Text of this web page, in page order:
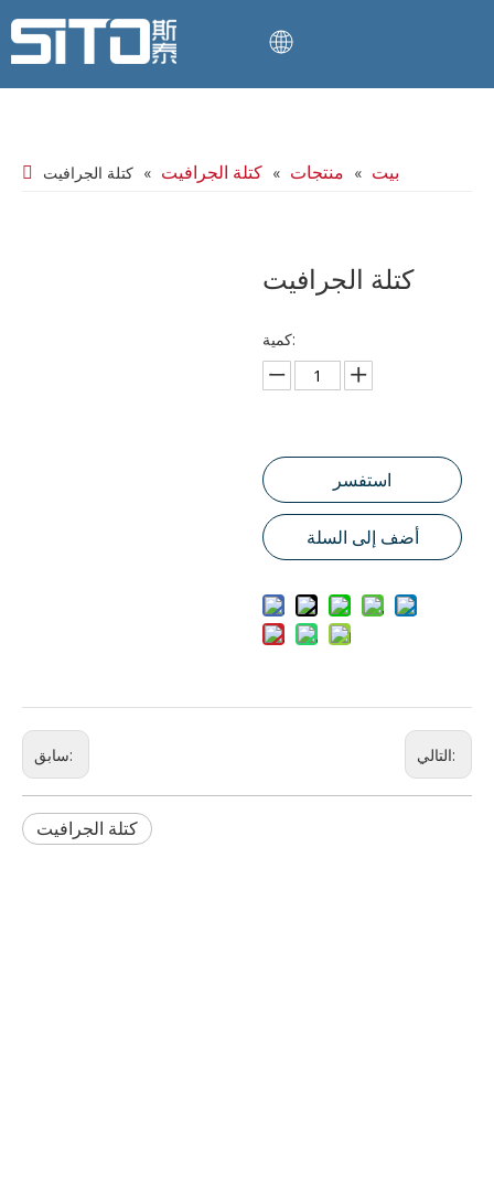
بيت » منتجات » كتلة الجرافيت » كتلة الجرافيت
كتلة الجرافيت
كمية:
استفسر
أضف إلى السلة
سابق: التالي:
كتلة الجرافيت